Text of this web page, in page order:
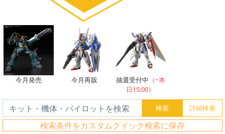
今月発売 今月再販 抽選受付中 （~本
日15:00）
検索条件をカスタムクイック検索に保存